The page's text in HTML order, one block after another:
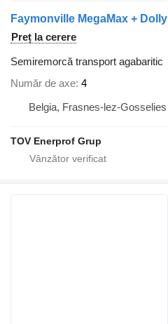
Faymonville MegaMax + Dolly
Preț la cerere
Semiremorcă transport agabaritic
Număr de axe 4
Belgia, Frasnes-lez-Gosselies
TOV Enerprof Grup